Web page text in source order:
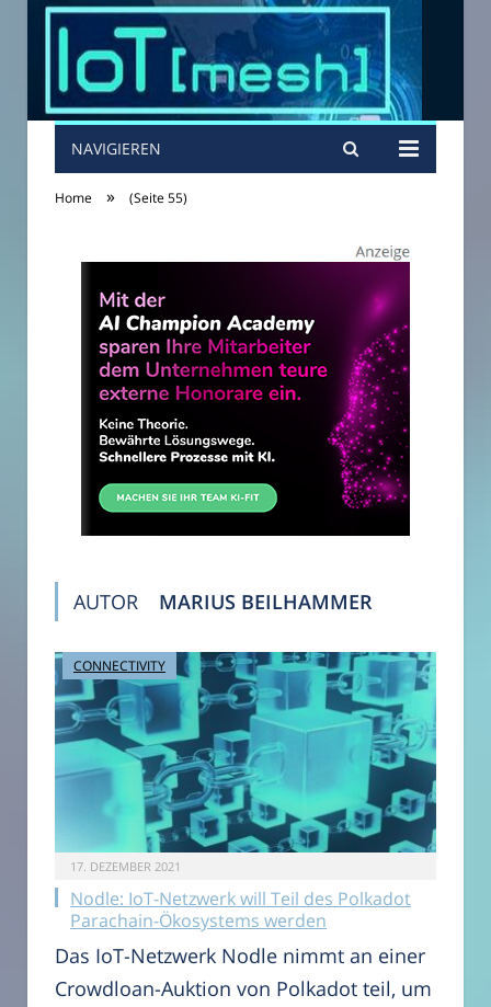
NAVIGIEREN
Home » (Seite 55)
AUTOR MARIUS BEILHAMMER
CONNECTIVITY
17. DEZEMBER 2021
Nodle: IoT-Netzwerk will Teil des Polkadot
Parachain-Ökosystems werden
Das IoT-Netzwerk Nodle nimmt an einer
Crowdloan-Auktion von Polkadot teil, um